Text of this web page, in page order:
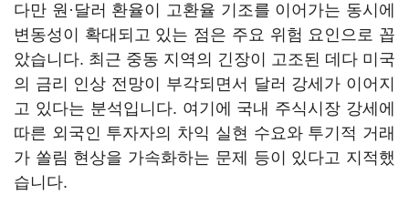
다만 원·달러 환율이 고환율 기조를 이어가는 동시에
변동성이 확대되고 있는 점은 주요 위험 요인으로 꼽
았습니다. 최근 중동 지역의 긴장이 고조된 데다 미국
의 금리 인상 전망이 부각되면서 달러 강세가 이어지
고 있다는 분석입니다. 여기에 국내 주식시장 강세에
따른 외국인 투자자의 차익 실현 수요와 투기적 거래
가 쏠림 현상을 가속화하는 문제 등이 있다고 지적했
습니다.